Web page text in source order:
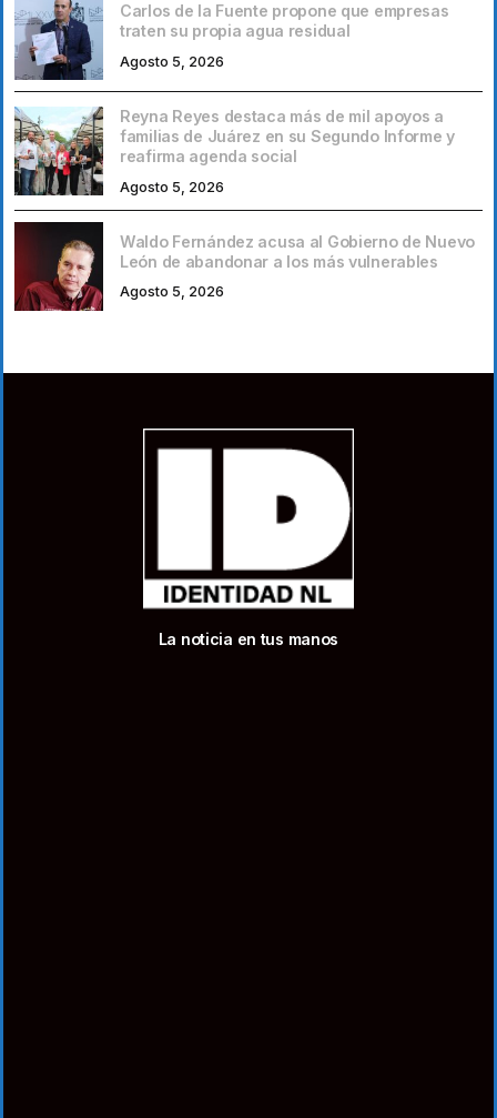
Carlos de la Fuente propone que empresas
traten su propia agua residual
Agosto 5, 2026
Reyna Reyes destaca más de mil apoyos a
familias de Juárez en su Segundo Informe y
reafirma agenda social
Agosto 5, 2026
Waldo Fernández acusa al Gobierno de Nuevo
León de abandonar a los más vulnerables
Agosto 5, 2026
La noticia en tus manos